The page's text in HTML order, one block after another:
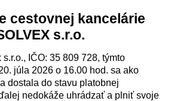
cestovnej kancelárie
s.r.o.
IČO: 35 809 728, týmto
júla 2026 o 16.00 hod. sa ako
dostala do stavu platobnej
nedokáže uhrádzať a plniť svoje